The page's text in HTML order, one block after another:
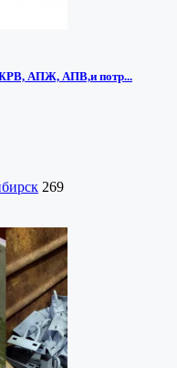
АПЖ, АПВ,и потр...
269